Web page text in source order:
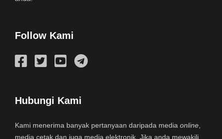
Follow Kami
Hubungi Kami
Kami menerima banyak pertanyaan daripada media online,
media cetak dan juga media elektronik. Jika anda mewakili